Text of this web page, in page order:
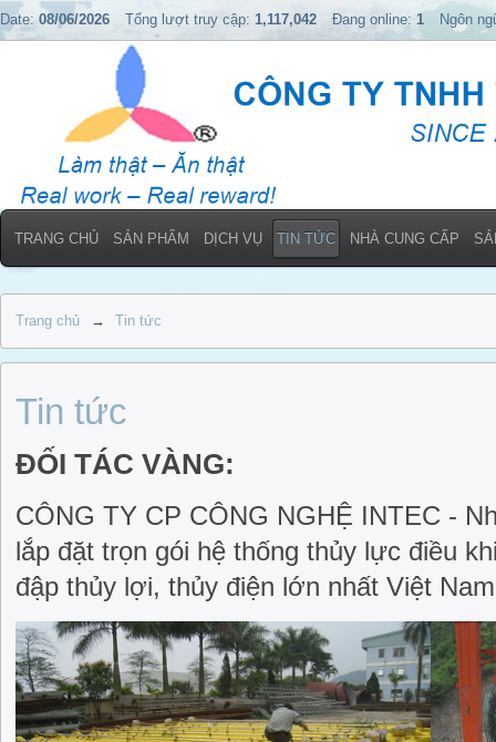
Date: 08/06/2026 Tổng lượt truy cập: 1,117,042 Đang online: 1 Ngôn
TRANG CHỦ SẢN PHẨM DỊCH VỤ TIN TỨC NHÀ CUNG CẤP
Tin tức
ĐỐI TÁC VÀNG:
CÔNG TY CP CÔNG NGHỆ INTEC -
lắp đặt trọn gói hệ thống thủy lực điều
đập thủy lợi, thủy điện lớn nhất Việt Nam
Trang chủ → Tin tức